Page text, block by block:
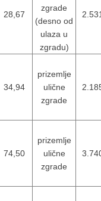
28,67
zgrade
(desno od
ulaza u
zgradu)
34,94
prizemlje
ulične
zgrade
74,50
prizemlje
ulične
zgrade